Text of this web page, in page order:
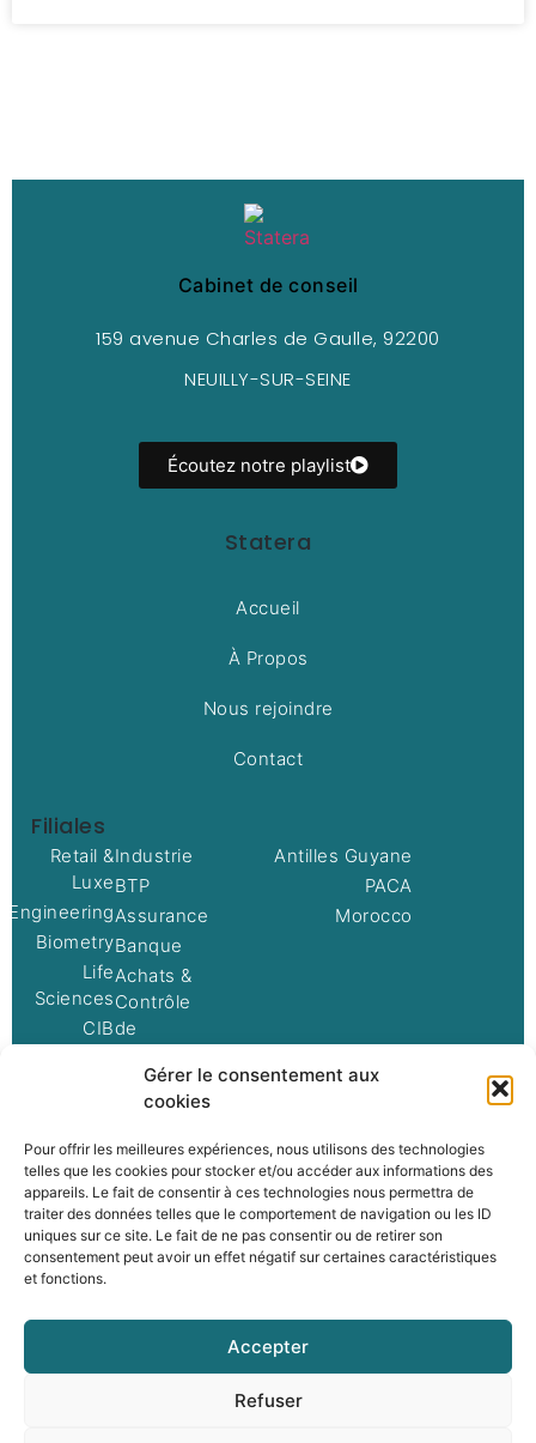
Gérer le consentement aux
cookies
Pour offrir les meilleures expériences, nous utilisons des technologies
telles que les cookies pour stocker et/ou accéder aux informations des
appareils. Le fait de consentir à ces technologies nous permettra de
traiter des données telles que le comportement de navigation ou les ID
uniques sur ce site. Le fait de ne pas consentir ou de retirer son
consentement peut avoir un effet négatif sur certaines caractéristiques
et fonctions.
Accepter
Refuser
Cabinet de conseil
159 avenue Charles de Gaulle, 92200
NEUILLY-SUR-SEINE
Écoutez notre playlist
Statera
Accueil
À Propos
Nous rejoindre
Contact
Filiales
Retail &
Luxe
Biometry
Life
Sciences
CIB
Industrie
BTP
Assurance
Banque
Achats &
Contrôle
de
Technologies
Antilles Guyane
PACA
Morocco
Social
LinkedInInstagram
© 2025 STATERA • Tous droits réservés